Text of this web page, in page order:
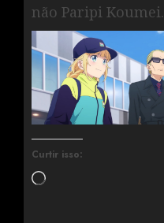
não Paripi Koumei.
Curtir isso: